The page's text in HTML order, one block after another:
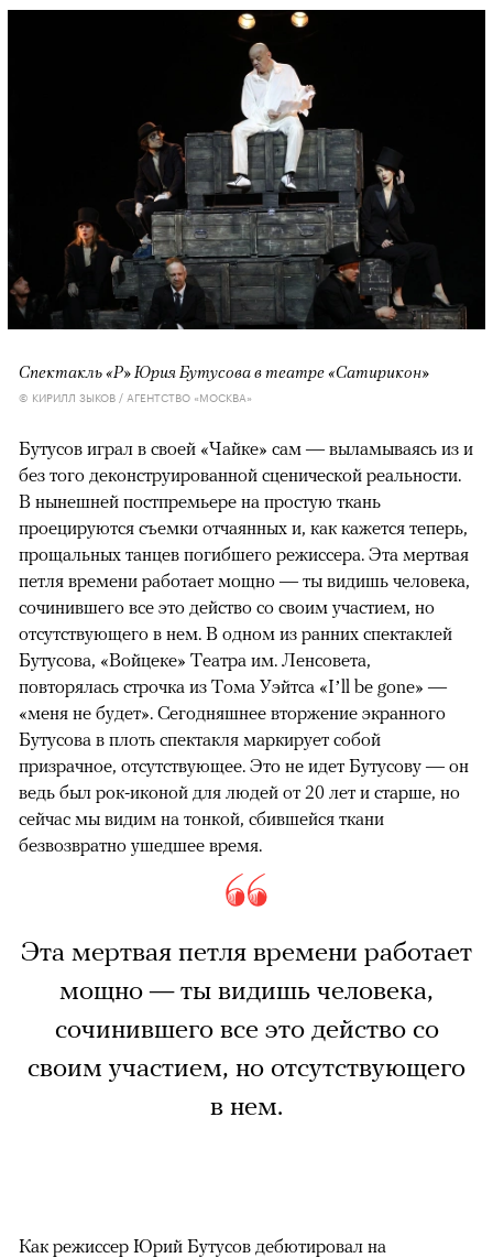
Спектакль «Р» Юрия Бутусова в театре «Сатирикон»
© КИРИЛЛ ЗЫКОВ / АГЕНТСТВО «МОСКВА»
Бутусов играл в своей «Чайке» сам — выламываясь из и
без того деконструированной сценической реальности.
В нынешней постпремьере на простую ткань
проецируются съемки отчаянных и, как кажется теперь,
прощальных танцев погибшего режиссера. Эта мертвая
петля времени работает мощно — ты видишь человека,
сочинившего все это действо со своим участием, но
отсутствующего в нем. В одном из ранних спектаклей
Бутусова, «Войцеке» Театра им. Ленсовета,
повторялась строчка из Тома Уэйтса «I’ll be gone» —
«меня не будет». Сегодняшнее вторжение экранного
Бутусова в плоть спектакля маркирует собой
призрачное, отсутствующее. Это не идет Бутусову — он
ведь был рок-иконой для людей от 20 лет и старше, но
сейчас мы видим на тонкой, сбившейся ткани
безвозвратно ушедшее время.
Эта мертвая петля времени работает
мощно — ты видишь человека,
сочинившего все это действо со
своим участием, но отсутствующего
в нем.
Как режиссер Юрий Бутусов дебютировал на